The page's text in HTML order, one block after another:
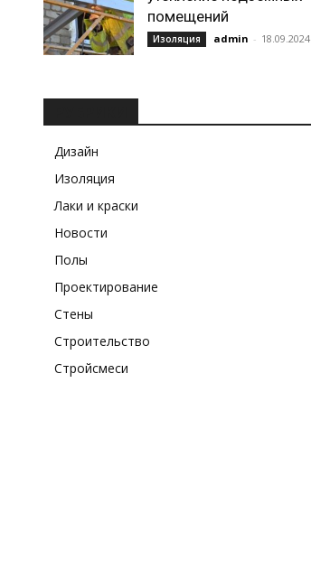
помещений
Изоляция admin - 18.09.2024
Дизайн
Изоляция
Лаки и краски
Новости
Полы
Проектирование
Стены
Строительство
Стройсмеси